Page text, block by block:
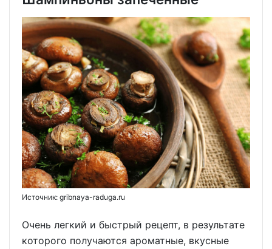
Источник: gribnaya-raduga.ru
Очень легкий и быстрый рецепт, в результате
которого получаются ароматные, вкусные